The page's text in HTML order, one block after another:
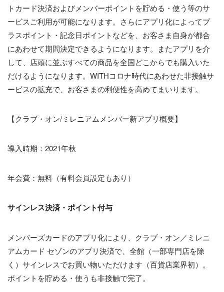
トカード決済およびメンバーポイントを貯める・使う等のサ
ービスご利用が可能になります。さらにアプリ化によってプ
ラスポイント・記念日ポイントなどを、お客さま自身が都合
にあわせて期間決定できるようになります。またアプリを介
して、店頭に並ぶすべての商品を全国どこからでも購入いた
だけるようになります。WITHコロナ時代にあわせた非接触サ
ービスの拡充で、お客さまの利便性を高めてまいります。
【クラブ・オン/ミレニアムメンバー新アプリ概要】
導入時期：2021年秋
年会費：無料（有料会員設定もあり）
サインレス決済・ポイント付与
メンバーズカードのアプリ化により、クラブ・オン／ミレニ
アムカード セゾンのアプリ決済で、全館（一部専門店を除
く）サインレスでお買い物いただけます（百貨店業界初）。
ポイントを貯める・使うも非接触で完了。